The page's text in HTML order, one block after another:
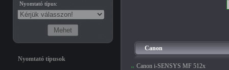
Nyomtató típus:
Nyomtató típusok
Canon
Canon i-SENSYS MF 512x